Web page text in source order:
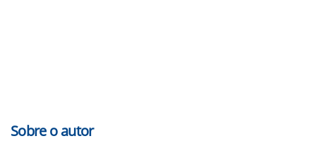
Sobre o autor